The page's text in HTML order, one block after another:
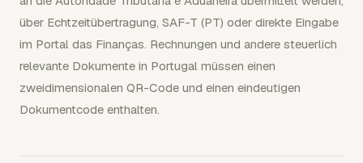
über Echtzeitübertragung, SAF-T (PT) oder direkte Eingabe
im Portal das Finanças. Rechnungen und andere steuerlich
relevante Dokumente in Portugal müssen einen
zweidimensionalen QR-Code und einen eindeutigen
Dokumentcode enthalten.